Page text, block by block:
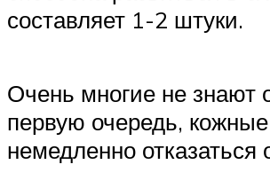
составляет 1-2 штуки.
Очень многие не знают
первую очередь,
немедленно отказаться